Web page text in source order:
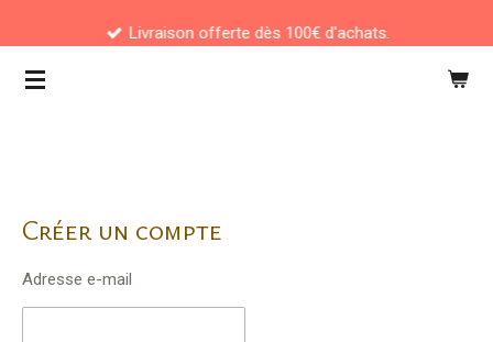
contenu
Livraison offerte dès 100€ d'achats.
Créer un compte
Adresse e-mail